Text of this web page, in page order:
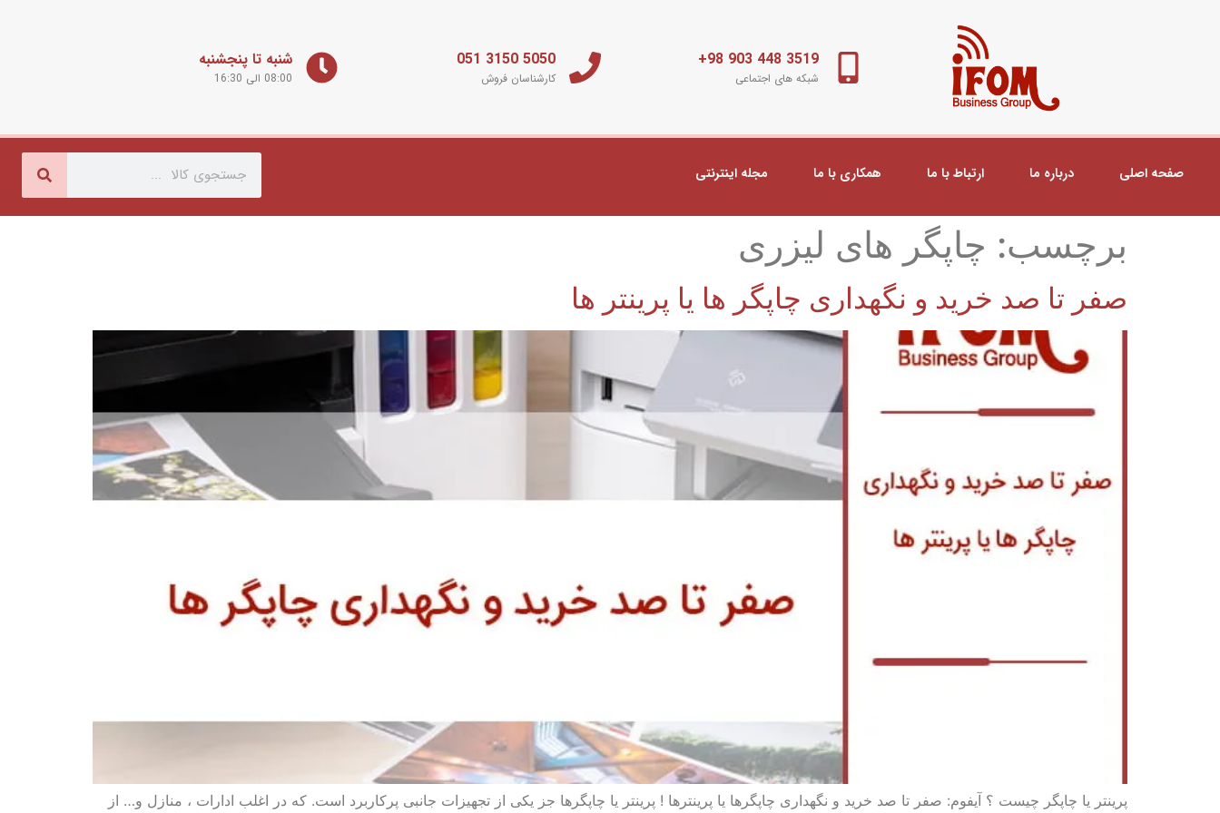
3519 448 903 98+
شبکه های اجتماعی
5050 3150 051
کارشناسان فروش
شنبه تا پنجشنبه
08:00 الی 16:30
صفحه اصلی درباره ما ارتباط با ما همکاری با ما مجله اینترنتی
برچسب: چاپگر های لیزری
صفر تا صد خرید و نگهداری چاپگر ها یا پرینتر ها
پرینتر یا چاپگر چیست ؟ آیفوم: صفر تا صد خرید و نگهداری چاپگرها یا پرینترها ! پرینتر یا چاپگرها جز یکی از تجهیزات جانبی پرکاربرد است. که در اغلب ادارات ، منازل و… از